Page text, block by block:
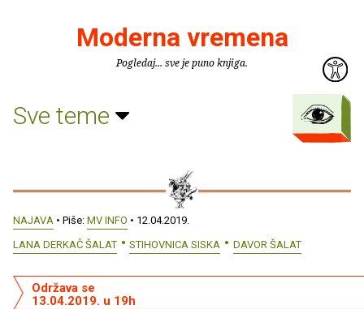
Moderna vremena
Pogledaj... sve je puno knjiga.
Sve teme
NAJAVA • Piše: MV INFO • 12.04.2019.
LANA DERKAČ ŠALAT
STIHOVNICA SISKA DAVOR ŠALAT
Održava se
13.04.2019. u 19h